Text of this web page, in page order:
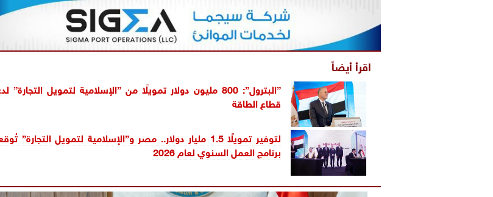
اقرأ أيضاً
”البترول”: 800 مليون دولار تمويلًا من ”الإسلامية لتمويل التجارة”
قطاع الطاقة
لتوفير تمويلًا 1.5 مليار دولار.. مصر و”الإسلامية لتمويل التجارة”
برنامج العمل السنوي لعام 2026